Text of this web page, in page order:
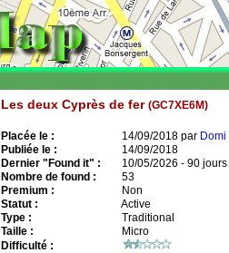
Les deux Cyprès de fer (GC7XE6M)
Placée le : 14/09/2018 par Domi
Publiée le :
14/09/2018
Dernier "Found it" :
10/05/2026 - 90 jours
Nombre de found :
53
Premium :
Non
Statut :
Active
Type :
Traditional
Taille :
Micro
Difficulté :